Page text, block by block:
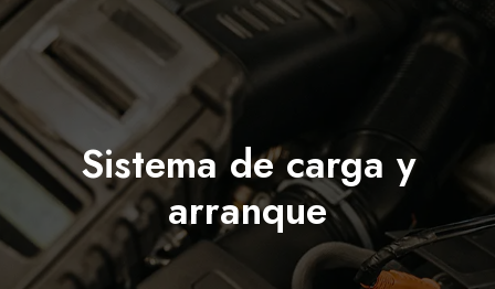
Sistema de carga y
arranque